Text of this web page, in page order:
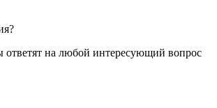
на любой интересующий вопрос